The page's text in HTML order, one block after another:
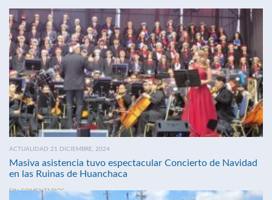
ACTUALIDAD 21 DICIEMBRE, 2024
Masiva asistencia tuvo espectacular Concierto de Navidad
en las Ruinas de Huanchaca
SIN COMENTARIOS